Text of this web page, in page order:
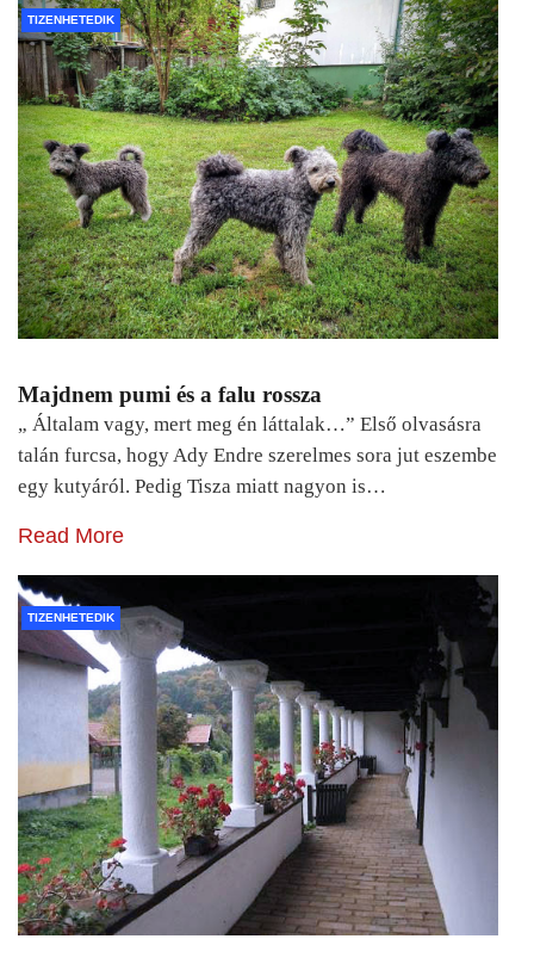
TIZENHETEDIK
Majdnem pumi és a falu rossza
„ Általam vagy, mert meg én láttalak…” Első olvasásra
talán furcsa, hogy Ady Endre szerelmes sora jut eszembe
egy kutyáról. Pedig Tisza miatt nagyon is…
Read More
TIZENHETEDIK